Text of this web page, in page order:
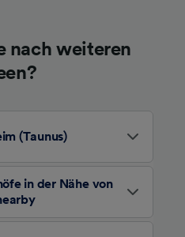
nach weiteren
(Taunus)
in der Nähe von
sowie
von